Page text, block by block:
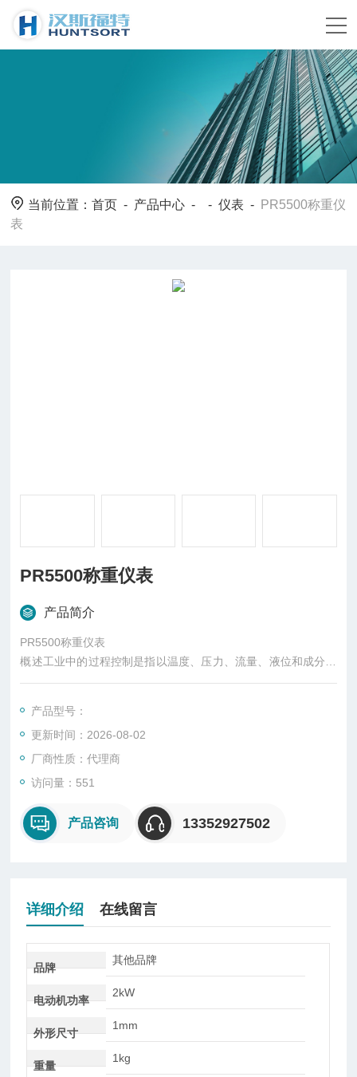
当前位置：首页 - 产品中心 - -仪表 -
PR5500称重仪
表
PR5500称重仪表
产品简介
PR5500称重仪表
概述工业中的过程控制是指以温度、压力、流量、液位和成分等
工艺参数作为被控变量的自动控制。就一般而言，管理中采取的
控制模型。一种称为前馈控制或预先控制，第二种称为过程控制
或同期控制，第三种称为反馈控制或事后控制。
产品型号：
更新时间：2026-08-02
厂商性质：代理商
访问量：551
产品咨询 13352927502
详细介绍 在线留言
品牌
其他品牌
电动机功率
2kW
外形尺寸
1mm
重量
1kg